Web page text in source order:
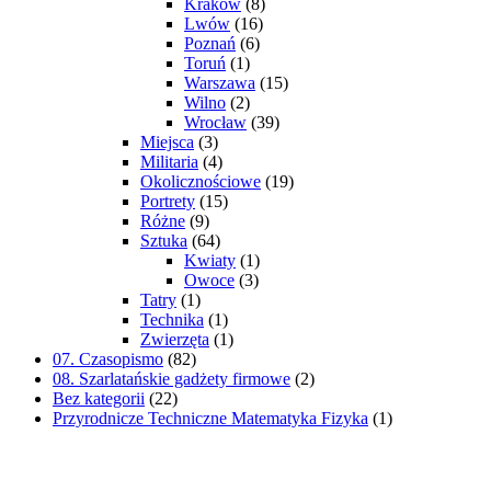
Lwów (16)
Poznań (6)
Toruń (1)
Warszawa (15)
Wilno (2)
Wrocław (39)
Miejsca (3)
Militaria (4)
Okolicznościowe (19)
Portrety (15)
Różne (9)
Sztuka (64)
Kwiaty (1)
Owoce (3)
Tatry (1)
Technika (1)
Zwierzęta (1)
07. Czasopismo (82)
08. Szarlatańskie gadżety firmowe (2)
Bez kategorii (22)
Przyrodnicze Techniczne Matematyka Fizyka (1)